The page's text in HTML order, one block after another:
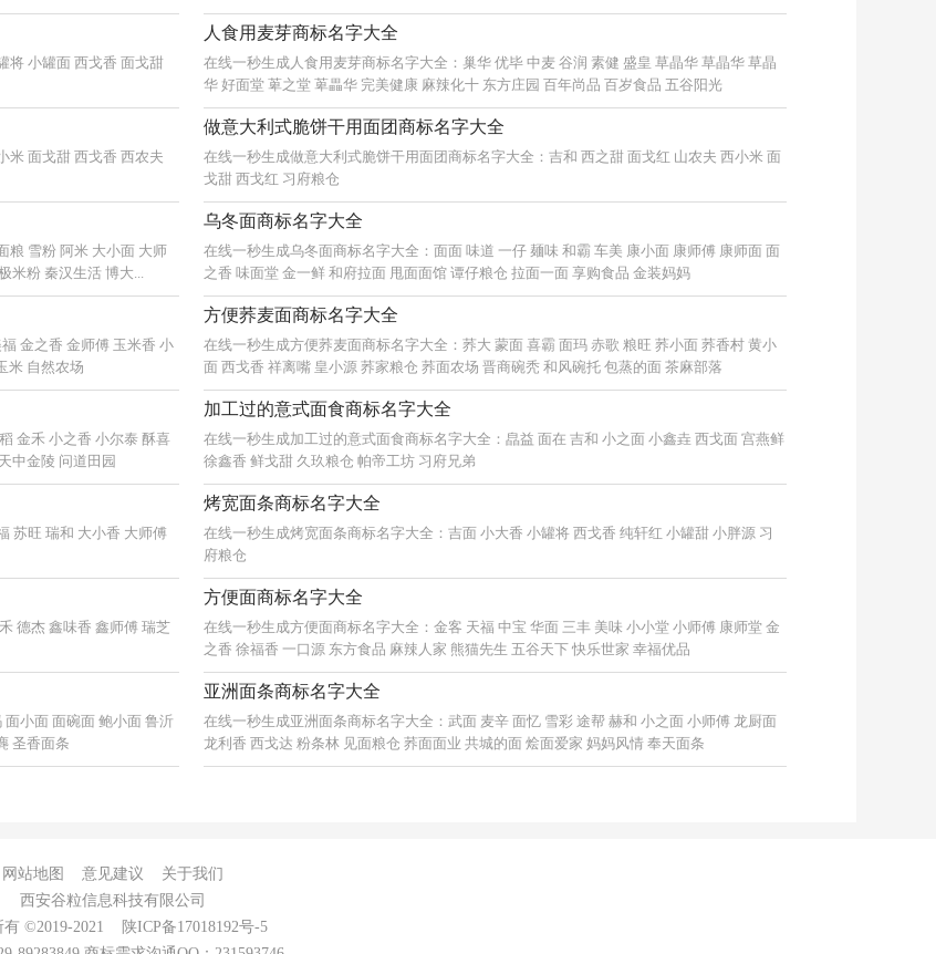
将 小罐面 西戈香 面戈甜
人食用麦芽商标名字大全
在线一秒生成人食用麦芽商标名字大全：巢华 优毕 中麦 谷润 素健 盛皇 草晶华 草晶华 草晶
华 好面堂 萆之堂 萆畾华 完美健康 麻辣化十 东方庄园 百年尚品 百岁食品 五谷阳光
米 面戈甜 西戈香 西农夫
做意大利式脆饼干用面团商标名字大全
在线一秒生成做意大利式脆饼干用面团商标名字大全：吉和 西之甜 面戈红 山农夫 西小米 面
戈甜 西戈红 习府粮仓
粮 雪粉 阿米 大小面 大师
米粉 秦汉生活 博大...
乌冬面商标名字大全
在线一秒生成乌冬面商标名字大全：面面 味道 一仔 麺味 和霸 车美 康小面 康师傅 康师面 面
之香 味面堂 金一鲜 和府拉面 甩面面馆 谭仔粮仓 拉面一面 享购食品 金装妈妈
金之香 金师傅 玉米香 小
米 自然农场
方便荞麦面商标名字大全
在线一秒生成方便荞麦面商标名字大全：荞大 蒙面 喜霸 面玛 赤歌 粮旺 荞小面 荞香村 黄小
面 西戈香 祥离嘴 皇小源 荞家粮仓 荞面农场 晋商碗秃 和风碗托 包蒸的面 茶麻部落
金禾 小之香 小尔泰 酥喜
中金陵 问道田园
加工过的意式面食商标名字大全
在线一秒生成加工过的意式面食商标名字大全：皛益 面在 吉和 小之面 小鑫垚 西戈面 宫燕鲜
徐鑫香 鲜戈甜 久玖粮仓 帕帝工坊 习府兄弟
苏旺 瑞和 大小香 大师傅
烤宽面条商标名字大全
在线一秒生成烤宽面条商标名字大全：吉面 小大香 小罐将 西戈香 纯轩红 小罐甜 小胖源 习
府粮仓
德杰 鑫味香 鑫师傅 瑞芝
方便面商标名字大全
在线一秒生成方便面商标名字大全：金客 天福 中宝 华面 三丰 美味 小小堂 小师傅 康师堂 金
之香 徐福香 一口源 东方食品 麻辣人家 熊猫先生 五谷天下 快乐世家 幸福优品
小面 面碗面 鲍小面 鲁沂
圣香面条
亚洲面条商标名字大全
在线一秒生成亚洲面条商标名字大全：武面 麦辛 面忆 雪彩 途帮 赫和 小之面 小师傅 龙厨面
龙利香 西戈达 粉条林 见面粮仓 荞面面业 共城的面 烩面爱家 妈妈风情 奉天面条
网站地图 意见建议
关于我们
西安谷粒信息科技有限公司
有 ©2019-2021
陕ICP备17018192号-5